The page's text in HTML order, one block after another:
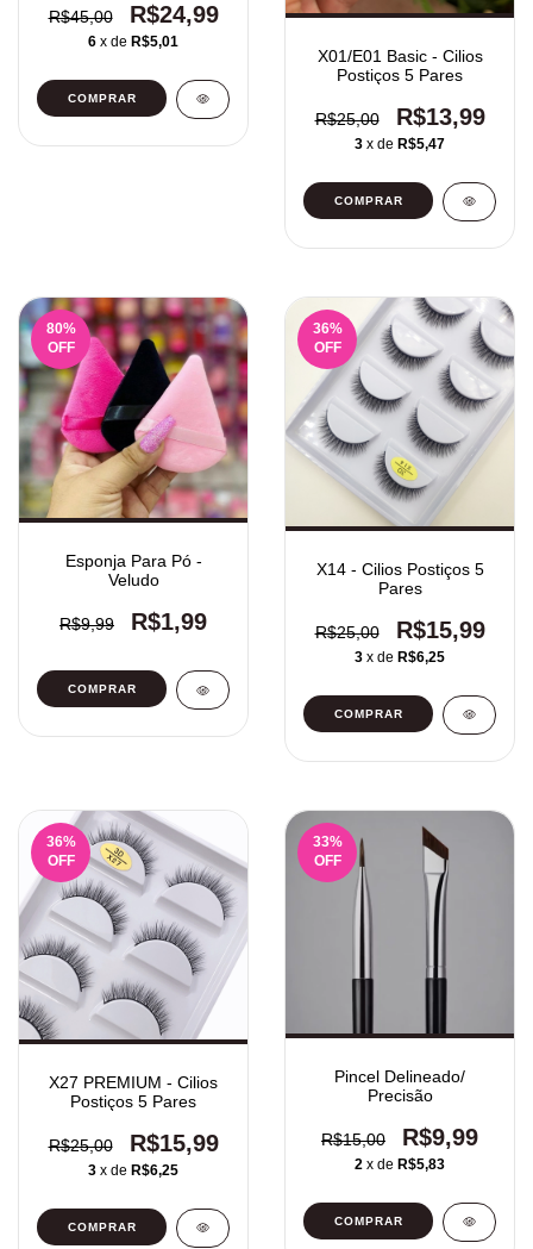
R$45,00 R$24,99
6 x de R$5,01
X01/E01 Basic - Cilios
Postiços 5 Pares
R$25,00 R$13,99
3 x de R$5,47
80%
OFF
Esponja Para Pó -
Veludo
R$9,99 R$1,99
COMPRAR
36%
OFF
X14 - Cilios Postiços 5
Pares
R$25,00 R$15,99
3 x de R$6,25
36%
OFF
X27 PREMIUM - Cilios
Postiços 5 Pares
R$25,00 R$15,99
3 x de R$6,25
33%
OFF
Pincel Delineado/
Precisão
R$15,00 R$9,99
2 x de R$5,83
COMPRAR